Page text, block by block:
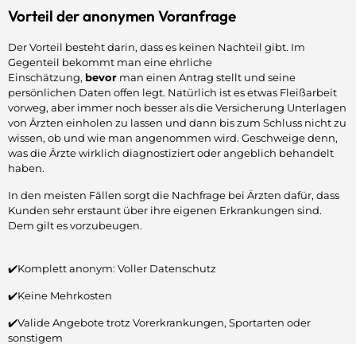
Vorteil der anonymen Voranfrage
Der Vorteil besteht darin, dass es keinen Nachteil gibt. Im
Gegenteil bekommt man eine ehrliche
Einschätzung, bevor man einen Antrag stellt und seine
persönlichen Daten offen legt. Natürlich ist es etwas Fleißarbeit
vorweg, aber immer noch besser als die Versicherung Unterlagen
von Ärzten einholen zu lassen und dann bis zum Schluss nicht zu
wissen, ob und wie man angenommen wird. Geschweige denn,
was die Ärzte wirklich diagnostiziert oder angeblich behandelt
haben.
In den meisten Fällen sorgt die Nachfrage bei Ärzten dafür, dass
Kunden sehr erstaunt über ihre eigenen Erkrankungen sind.
Dem gilt es vorzubeugen.
✔️Komplett anonym: Voller Datenschutz
✔️Keine Mehrkosten
✔️Valide Angebote trotz Vorerkrankungen, Sportarten oder
sonstigem